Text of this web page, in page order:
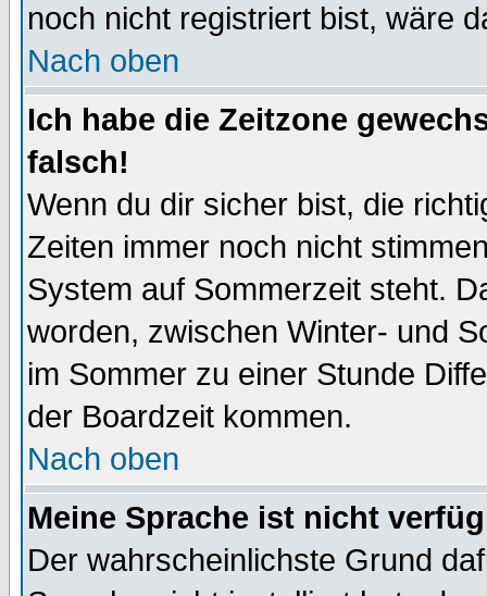
noch nicht registriert bist, wäre
Nach oben
Ich habe die Zeitzone
falsch!
Wenn du dir sicher bist, die
Zeiten immer noch nicht
System auf Sommerzeit steht.
worden, zwischen Winter- und
im Sommer zu einer Stunde
der Boardzeit kommen.
Nach oben
Meine Sprache ist nicht
Der wahrscheinlichste Grund